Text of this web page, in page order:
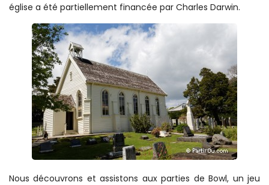
église a été partiellement financée par Charles Darwin.
Nous découvrons et assistons aux parties de Bowl, un jeu